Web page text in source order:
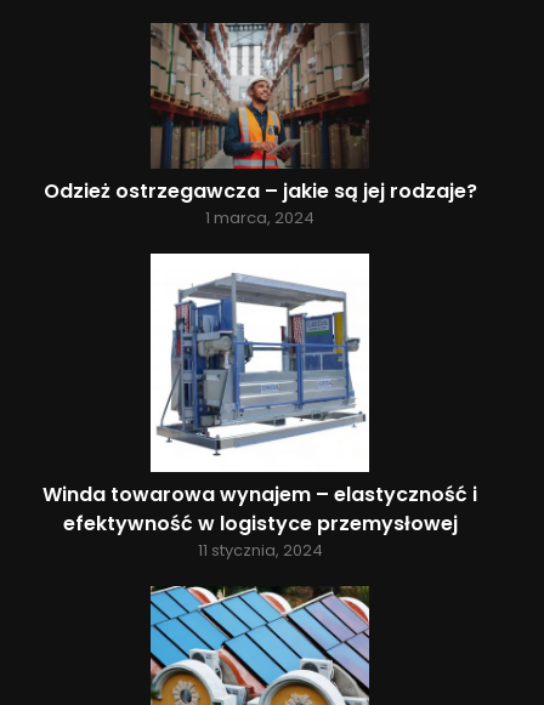
Odzież ostrzegawcza – jakie są jej rodzaje?
1 marca, 2024
Winda towarowa wynajem – elastyczność i
efektywność w logistyce przemysłowej
11 stycznia, 2024